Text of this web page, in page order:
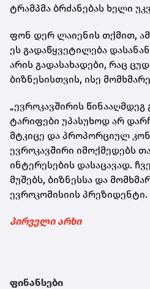
ტრამპმა ბრძანებას ხელი
ფონ დერ ლაიენის თქმით,
ეს გადაწყვეტილება
არის გადასახადები, რაც
ბიზნესისთვის, ისე
„ევროკავშირის
ტარიფები უპასუხოდ არ
მტკიცე და პროპორციულ
ევროკავშირი იმოქმედებს
ინტერესების დასაცავად.
მუშებს, ბიზნესსა და
ევროკომისიის პრეზიდენტი.
პირველი არხი
ფინანსები